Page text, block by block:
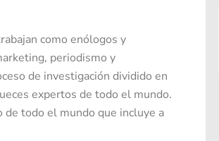
como enólogos y
periodismo y
de investigación dividido en
expertos de todo el mundo.
todo el mundo que incluye a